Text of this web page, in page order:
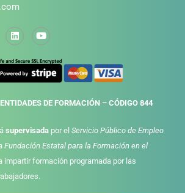
DE FORMACIÓN – CÓDIGO 844
supervisada por el Servicio Público de Empleo
Fundación Estatal para la Formación en el
impartir formación programada por las